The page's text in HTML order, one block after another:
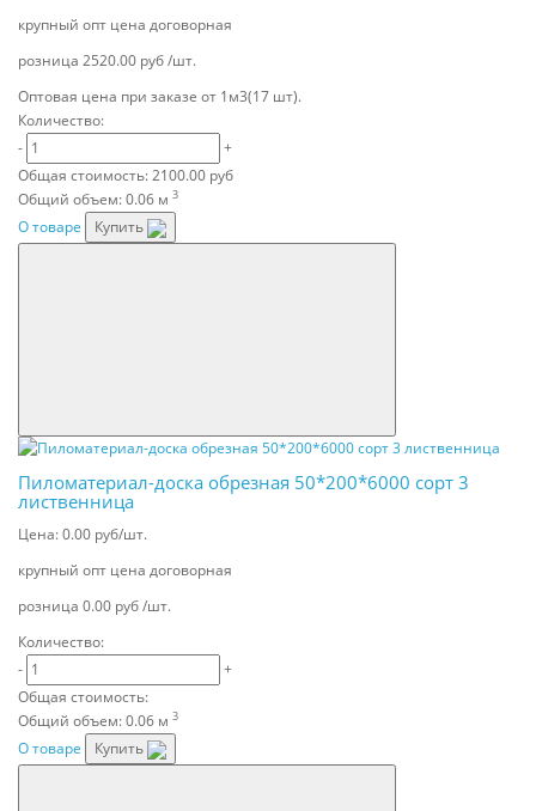
крупный опт цена договорная
розница 2520.00 руб /шт.
Оптовая цена при заказе от 1м3(17 шт).
Количество:
-
+
Общая стоимость:2100.00 руб
Общий объем:0.06 м 3
О товаре Купить
Пиломатериал-доска обрезная 50*200*6000 сорт 3
лиственница
Цена:0.00 руб/шт.
крупный опт цена договорная
розница 0.00 руб /шт.
Количество:
-
+
Общая стоимость:
Общий объем:0.06 м 3
О товаре Купить